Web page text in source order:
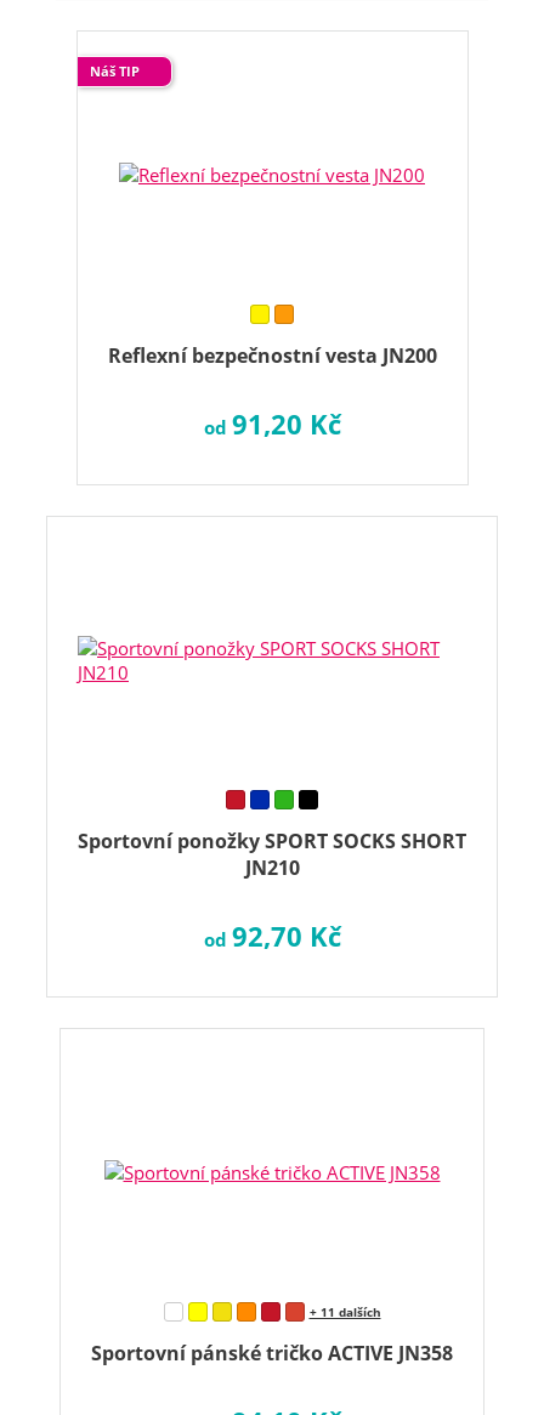
Reflexní bezpečnostní vesta JN200
Náš TIP
od 91,20 Kč
Sportovní ponožky SPORT SOCKS SHORT
JN210
od 92,70 Kč
Sportovní pánské tričko ACTIVE JN358
+ 11 dalších